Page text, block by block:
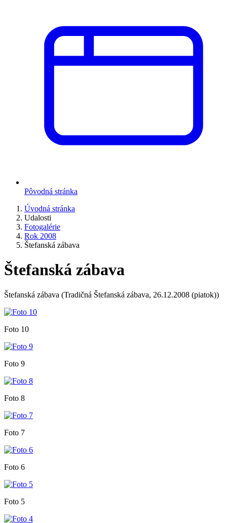
Pôvodná stránka
Úvodná stránka
Udalosti
Fotogalérie
Rok 2008
Štefanská zábava
Štefanská zábava
Štefanská zábava (Tradičná Štefanská zábava, 26.12.2008 (piatok))
Foto 10
Foto 9
Foto 8
Foto 7
Foto 6
Foto 5